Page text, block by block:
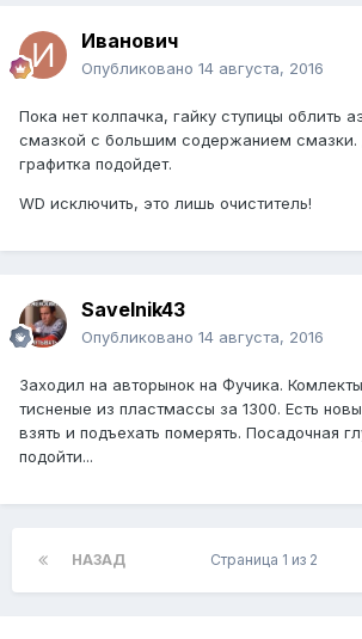
Иванович
Опубликовано 14 августа, 2016
Пока нет колпачка, гайку ступицы облить
смазкой с большим содержанием смазки.
графитка подойдет.
WD исключить, это лишь очиститель!
Savelnik43
Опубликовано 14 августа, 2016
Заходил на авторынок на Фучика.
тисненые из пластмассы за 1300. Есть
взять и подъехать померять. Посадочная
подойти...
НАЗАД Страница 1 из 2